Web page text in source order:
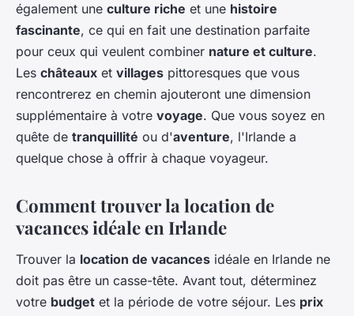
également une culture riche et une histoire
fascinante, ce qui en fait une destination parfaite
pour ceux qui veulent combiner nature et culture.
Les châteaux et villages pittoresques que vous
rencontrerez en chemin ajouteront une dimension
supplémentaire à votre voyage. Que vous soyez en
quête de tranquillité ou d'aventure, l'Irlande a
quelque chose à offrir à chaque voyageur.
Comment trouver la location de
vacances idéale en Irlande
Trouver la location de vacances idéale en Irlande ne
doit pas être un casse-tête. Avant tout, déterminez
votre budget et la période de votre séjour. Les prix